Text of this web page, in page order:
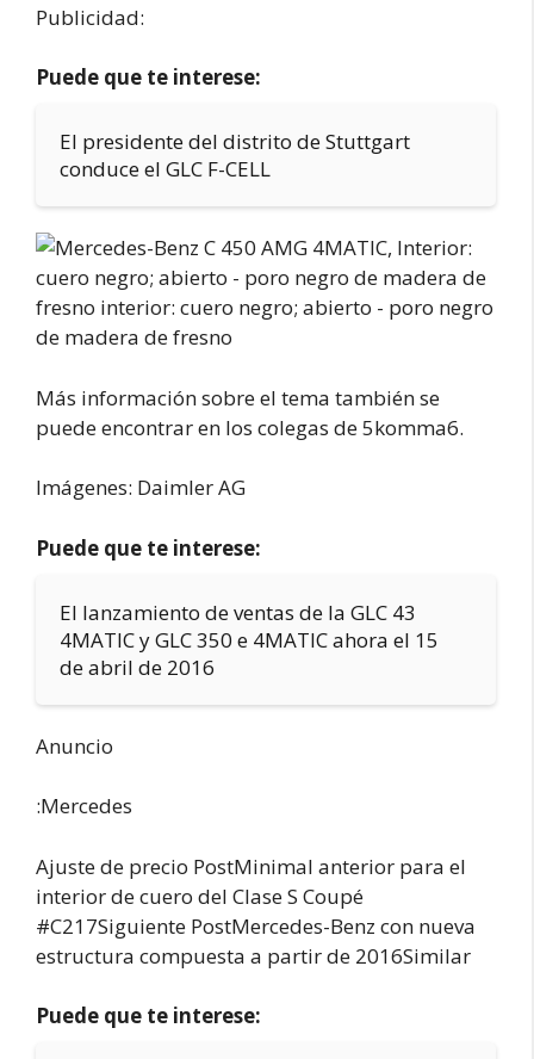
Publicidad:
Puede que te interese:
El presidente del distrito de Stuttgart
conduce el GLC F-CELL
Más información sobre el tema también se
puede encontrar en los colegas de 5komma6.
Imágenes: Daimler AG
Puede que te interese:
El lanzamiento de ventas de la GLC 43
4MATIC y GLC 350 e 4MATIC ahora el 15
de abril de 2016
Anuncio
:Mercedes
Ajuste de precio PostMinimal anterior para el
interior de cuero del Clase S Coupé
#C217Siguiente PostMercedes-Benz con nueva
estructura compuesta a partir de 2016Similar
Puede que te interese: